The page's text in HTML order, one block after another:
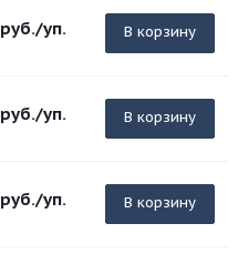
руб./уп. В корзину
руб./уп. В корзину
руб./уп. В корзину